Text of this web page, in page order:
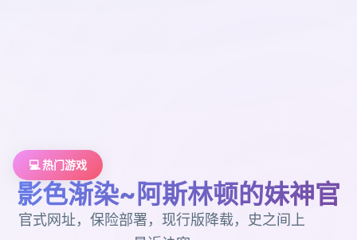
💻 热门游戏
影色渐染~阿斯林顿的妹神官
官式网址，保险部署，现行版降载，史之间上